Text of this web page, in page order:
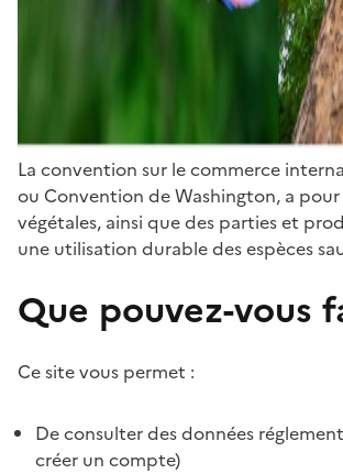
La convention sur le commerce
ou Convention de Washington, a
végétales, ainsi que des parties et
une utilisation durable des espèces
Que pouvez-vous
Ce site vous permet :
De consulter des données
créer un compte)